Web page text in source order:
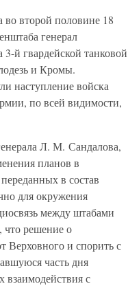
во второй половине 18
генерал
й гвардейской танковой
и Кромы.
наступление войска
по всей видимости,
Л. М. Сандалова,
планов в
в состав
для окружения
между штабами
что решение о
Верховного и спорить с
часть дня
с